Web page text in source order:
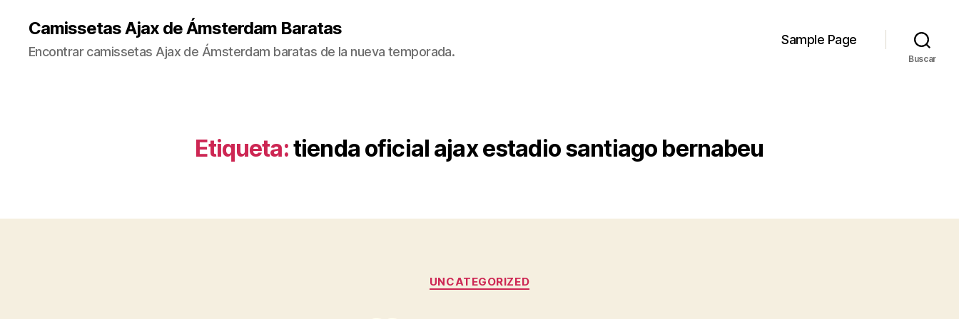
Camissetas Ajax de Ámsterdam Baratas
Encontrar camissetas Ajax de Ámsterdam baratas de la nueva temporada.
Sample Page
Buscar
Etiqueta:tienda oficial ajax estadio santiago bernabeu
Categorías
UNCATEGORIZED